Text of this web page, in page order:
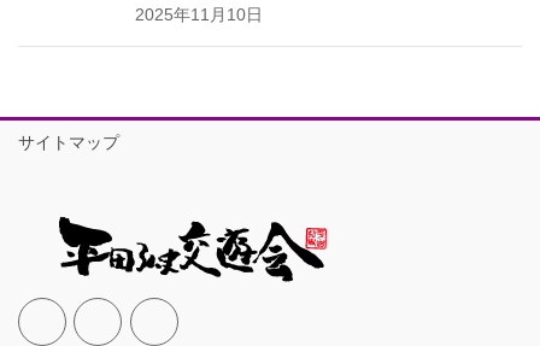
2025年11月10日
サイトマップ